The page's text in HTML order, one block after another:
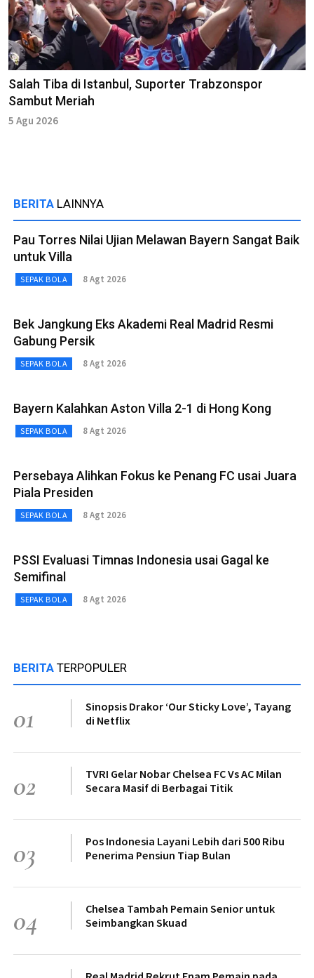
Salah Tiba di Istanbul, Suporter Trabzonspor
Sambut Meriah
5 Agu 2026
BERITA LAINNYA
Pau Torres Nilai Ujian Melawan Bayern Sangat Baik
untuk Villa
SEPAK BOLA 8 Agt 2026
Bek Jangkung Eks Akademi Real Madrid Resmi
Gabung Persik
SEPAK BOLA 8 Agt 2026
Bayern Kalahkan Aston Villa 2-1 di Hong Kong
SEPAK BOLA 8 Agt 2026
Persebaya Alihkan Fokus ke Penang FC usai Juara
Piala Presiden
SEPAK BOLA 8 Agt 2026
PSSI Evaluasi Timnas Indonesia usai Gagal ke
Semifinal
SEPAK BOLA 8 Agt 2026
BERITA TERPOPULER
01
Sinopsis Drakor ‘Our Sticky Love’, Tayang
di Netflix
02
TVRI Gelar Nobar Chelsea FC Vs AC Milan
Secara Masif di Berbagai Titik
03
Pos Indonesia Layani Lebih dari 500 Ribu
Penerima Pensiun Tiap Bulan
04
Chelsea Tambah Pemain Senior untuk
Seimbangkan Skuad